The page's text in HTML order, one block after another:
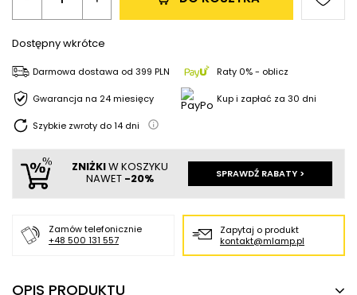
Dostępny wkrótce
Darmowa dostawa od 399 PLN Raty 0% - oblicz
Gwarancja na 24 miesięcy Kup i zapłać za 30 dni
Szybkie zwroty do14 dni
ZNIŻKIW KOSZYKU
NAWET -20% SPRAWDŹ RABATY >
Zamów telefonicznie
+48 500 131 557
Zapytaj o produkt
kontakt@mlamp.pl
OPIS PRODUKTU